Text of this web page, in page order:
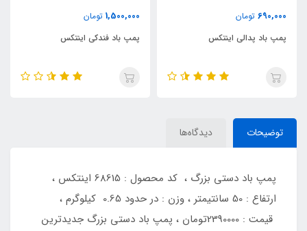
اینتکس
تومان
پمپ باد فندکی اینتکس
توضیحات دیدگاه‌ها
پمپ باد دستی بزرگ ، کد محصول : 68615 اینتکس ،
ارتفاع : 50 سانتیمتر ، وزن : در حدود 0.65 کیلوگرم ،
قیمت : 2390000تومان ، پمپ باد دستی بزرگ جدیدترین